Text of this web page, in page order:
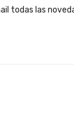
todas las